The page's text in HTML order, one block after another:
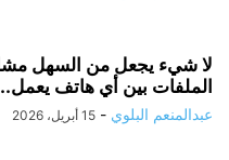
لا شيء يجعل من السهل
الملفات بين أي هاتف
عبدالمنعم البلوي - 15 أبريل، 2026